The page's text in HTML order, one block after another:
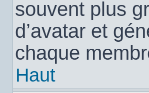
souvent plus
d’avatar et
chaque
Haut